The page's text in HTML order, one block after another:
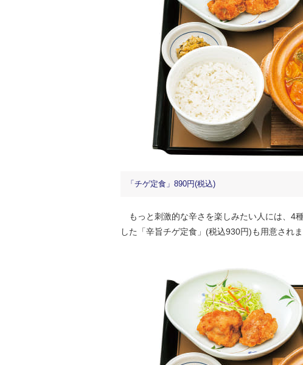
「チゲ定食」890円(税込)
もっと刺激的な辛さを楽しみたい人には、4
した「辛旨チゲ定食」(税込930円)も用意され